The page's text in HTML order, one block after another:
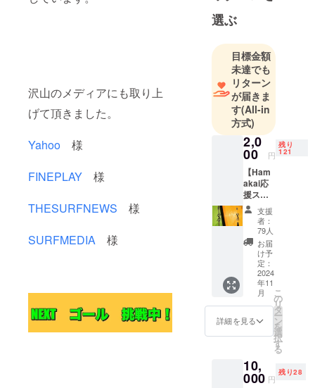
沢山のメディアにも取り上
げて頂きました。
Yahoo 様
FINEPLAY 様
THESURFNEWS 様
SURFMEDIA 様
選ぶ
目標金額
未達でも
リターン
が届きま
す(All-in
方式)
2,0
00 円
残り
121
【Ham
akai応
援ス
テッ
カー】
・サイ
ズ：縦
15cm
横
7.7cm
支援
者：
79人
お届
け予
定：
2024
年11
月
詳細を見る
こ
の
リ
タ
ー
ン
を
選
択
す
る
10,
000 円
残り28